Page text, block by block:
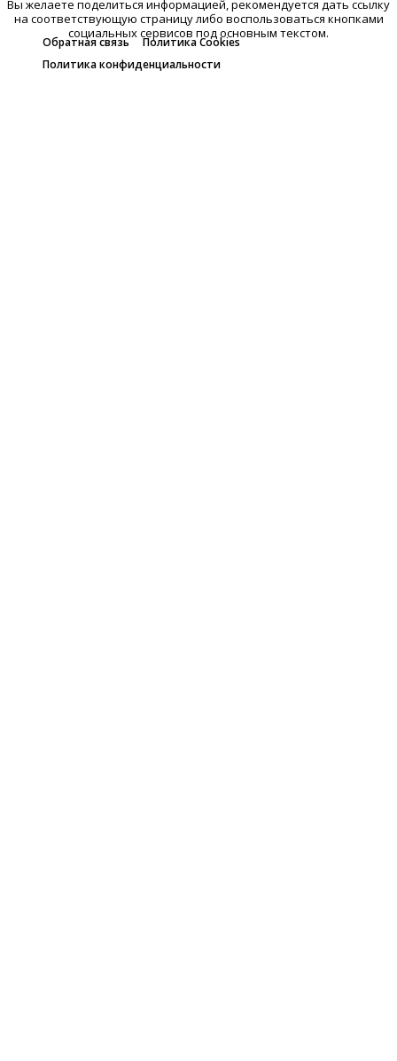
Вы желаете поделиться информацией, рекомендуется дать ссылку
на соответствующую страницу либо воспользоваться кнопками
социальных сервисов под основным текстом.
Обратная связь
Политика Cookies
Политика конфиденциальности